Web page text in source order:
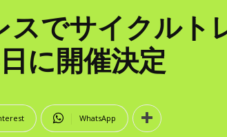
でサイクルト
に開催決定
WhatsApp